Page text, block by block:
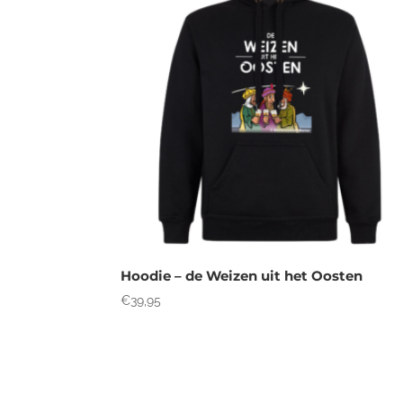
Hoodie – de Weizen uit het Oosten
€39,95